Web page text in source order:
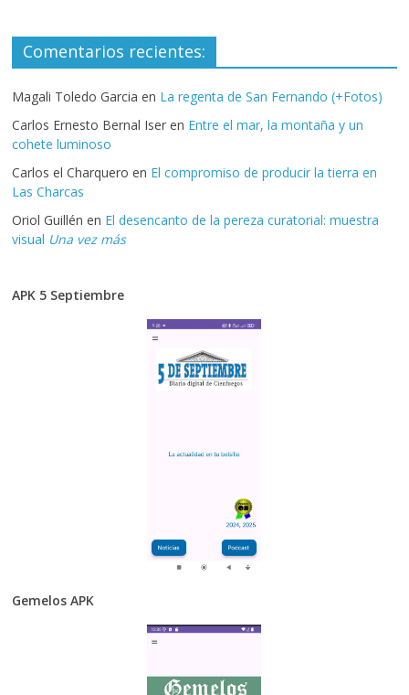
Comentarios recientes:
Magali Toledo Garcia en La regenta de San Fernando (+Fotos)
Carlos Ernesto Bernal Iser en Entre el mar, la montaña y un
cohete luminoso
Carlos el Charquero en El compromiso de producir la tierra en
Las Charcas
Oriol Guillén en El desencanto de la pereza curatorial: muestra
visual Una vez más
APK 5 Septiembre
Gemelos APK